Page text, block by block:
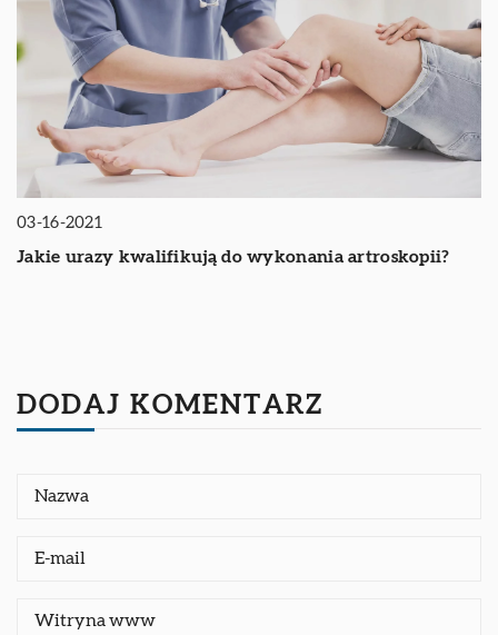
03-16-2021
Jakie urazy kwalifikują do wykonania artroskopii?
DODAJ KOMENTARZ